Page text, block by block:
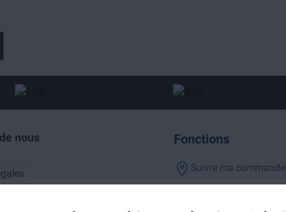
nous
de ventes
cookies
Fonctions
Suivre ma commande